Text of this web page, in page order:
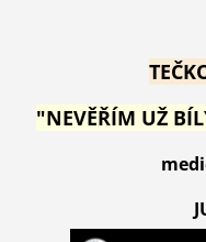
"NEVĚŘÍM UŽ